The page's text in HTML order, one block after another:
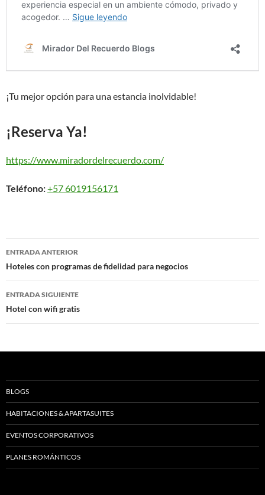
¡Tu mejor opción para una estancia inolvidable!
¡Reserva Ya!
https://www.miradordelrecuerdo.com/
Teléfono:+57 6019156171
Navegación
de
entradas
ENTRADA ANTERIOR
Hoteles con programas de fidelidad para negocios
ENTRADA SIGUIENTE
Hotel con wifi gratis
BLOGS
HABITACIONES & APARTASUITES
EVENTOS CORPORATIVOS
PLANES ROMÁNTICOS